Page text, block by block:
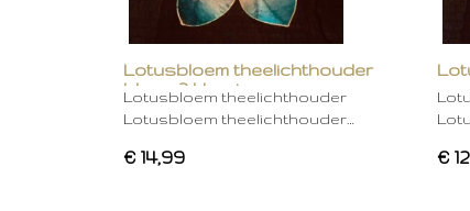
Lotusbloem theelichthouder
blauw 2 kleurig
Lotusbloem theelichthouder
Lotusbloem theelichthouder…
€ 14,99 €